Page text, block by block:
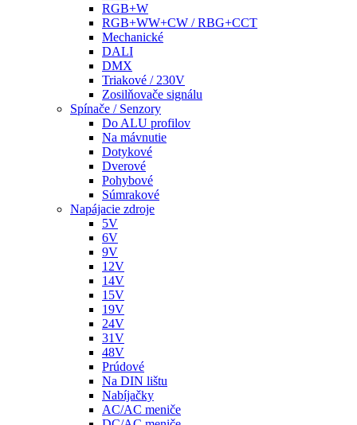
RGB+W
RGB+WW+CW / RBG+CCT
Mechanické
DALI
DMX
Triakové / 230V
Zosilňovače signálu
Spínače / Senzory
Do ALU profilov
Na mávnutie
Dotykové
Dverové
Pohybové
Súmrakové
Napájacie zdroje
5V
6V
9V
12V
14V
15V
19V
24V
31V
48V
Prúdové
Na DIN lištu
Nabíjačky
AC/AC meniče